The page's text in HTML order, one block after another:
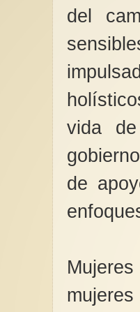
del
vida
de